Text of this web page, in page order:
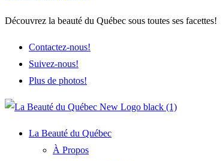
Découvrez la beauté du Québec sous toutes ses facettes!
Contactez-nous!
Suivez-nous!
Plus de photos!
La Beauté du Québec
À Propos